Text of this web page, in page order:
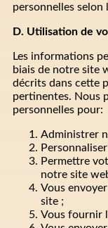
personnelles
D. Utilisation de
Les informations
biais de notre site
décrits dans cette
pertinentes. Nous
personnelles pour:
Administrer
Permettre
notre site
Vous
site ;
Vous fournir